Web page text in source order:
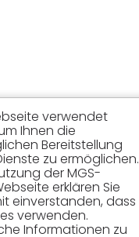
verwendet
Ihnen die
Bereitstellung
zu ermöglichen.
der MGS-
erklären Sie
einverstanden, dass
verwenden.
Informationen zu